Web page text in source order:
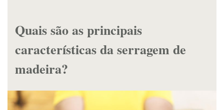
Quais são as principais
características da serragem de
madeira?